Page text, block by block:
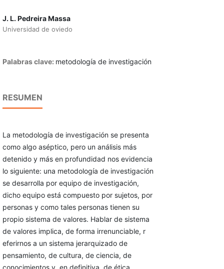
J. L. Pedreira Massa
Universidad de oviedo
Palabras clave: metodología de investigación
RESUMEN
La metodología de investigación se presenta
como algo aséptico, pero un análisis más
detenido y más en profundidad nos evidencia
lo siguiente: una metodología de investigación
se desarrolla por equipo de investigación,
dicho equipo está compuesto por sujetos, por
personas y como tales personas tienen su
propio sistema de valores. Hablar de sistema
de valores implica, de forma irrenunciable, r
eferirnos a un sistema jerarquizado de
pensamiento, de cultura, de ciencia, de
conocimientos y, en definitiva, de ética